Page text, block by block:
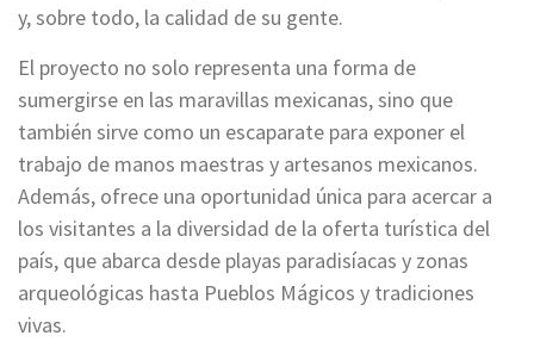
y, sobre todo, la calidad de su gente.
El proyecto no solo representa una forma de
sumergirse en las maravillas mexicanas, sino que
también sirve como un escaparate para exponer el
trabajo de manos maestras y artesanos mexicanos.
Además, ofrece una oportunidad única para acercar a
los visitantes a la diversidad de la oferta turística del
país, que abarca desde playas paradisíacas y zonas
arqueológicas hasta Pueblos Mágicos y tradiciones
vivas.